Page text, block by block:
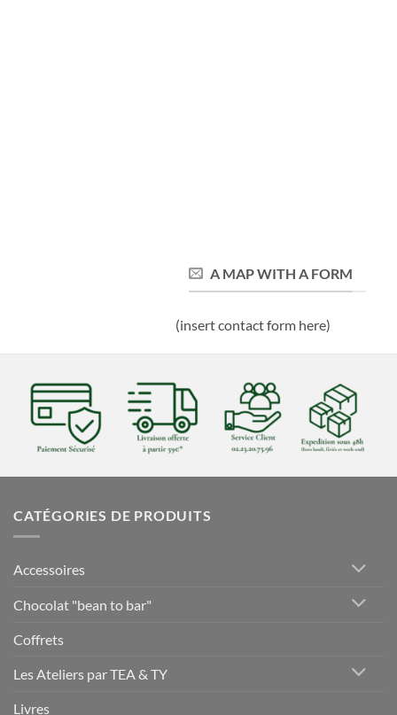
A MAP WITH A FORM
(insert contact form here)
CATÉGORIES DE PRODUITS
Accessoires
Chocolat "bean to bar"
Coffrets
Les Ateliers par TEA & TY
Livres